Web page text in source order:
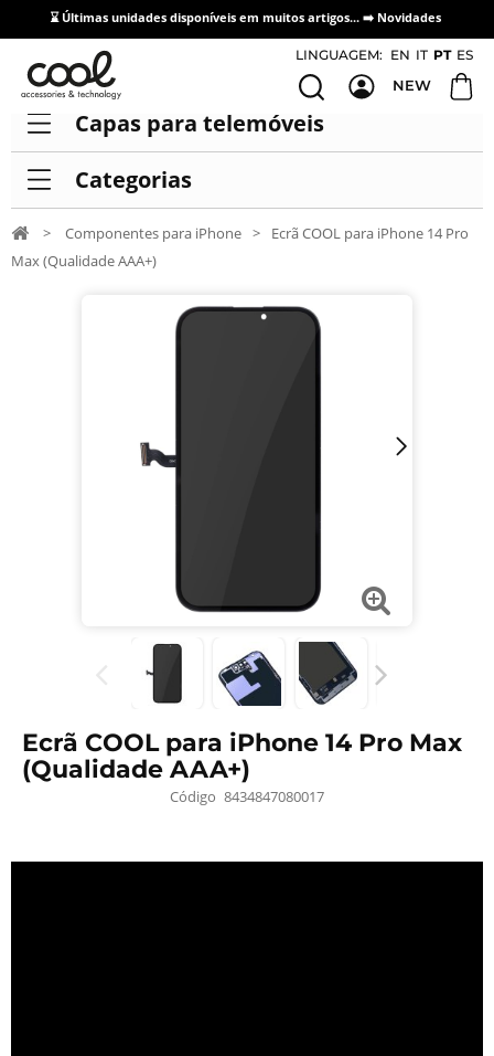
⌛ Últimas unidades disponíveis em muitos artigos... ➡️ Novidades
Acesso / Cadastro de Distribuidores
LINGUAGEM: EN IT PT ES
NEW
Capas para telemóveis
Categorias
> Componentes para iPhone >
Ecrã COOL para iPhone 14 Pro
Max (Qualidade AAA+)
Ecrã COOL para iPhone 14 Pro Max
(Qualidade AAA+)
Código 8434847080017